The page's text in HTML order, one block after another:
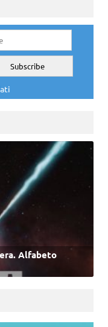
Alfabeto